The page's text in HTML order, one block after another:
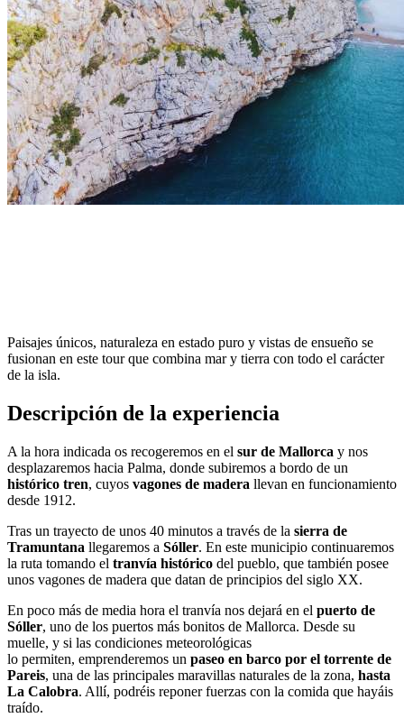
Paisajes únicos, naturaleza en estado puro y vistas de ensueño se
fusionan en este tour que combina mar y tierra con todo el carácter
de la isla.
Descripción de la experiencia
A la hora indicada os recogeremos en el sur de Mallorca y nos
desplazaremos hacia Palma, donde subiremos a bordo de un
histórico tren, cuyos vagones de madera llevan en funcionamiento
desde 1912.
Tras un trayecto de unos 40 minutos a través de la sierra de
Tramuntana llegaremos a Sóller. En este municipio continuaremos
la ruta tomando el tranvía histórico del pueblo, que también posee
unos vagones de madera que datan de principios del siglo XX.
En poco más de media hora el tranvía nos dejará en el puerto de
Sóller, uno de los puertos más bonitos de Mallorca. Desde su
muelle, y si las condiciones meteorológicas
lo permiten, emprenderemos un paseo en barco por el torrente de
Pareis, una de las principales maravillas naturales de la zona, hasta
La Calobra. Allí, podréis reponer fuerzas con la comida que hayáis
traído.